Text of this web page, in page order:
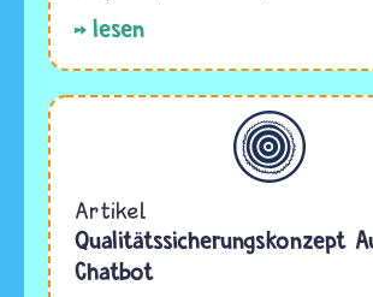
lesen
Allgemein
Artikel
Qualitätssicherungskonzept
Chatbot